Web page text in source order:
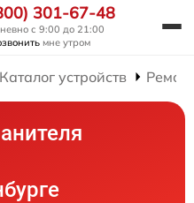
301-67-48
с 9:00 до 21:00
мне утром
Каталог устройств